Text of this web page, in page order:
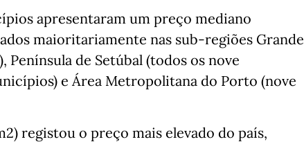
apresentaram um preço mediano
maioritariamente nas sub-regiões Grande
de Setúbal (todos os nove
e Área Metropolitana do Porto (nove
registou o preço mais elevado do país,